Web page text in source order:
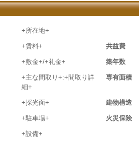
+所在地+
+賃料+ 共益費
+敷金+/+礼金+ 築年数
+主な間取り+:+間取り詳
細+
専有面積
+採光面+ 建物構造
+駐車場+ 火災保険
+設備+